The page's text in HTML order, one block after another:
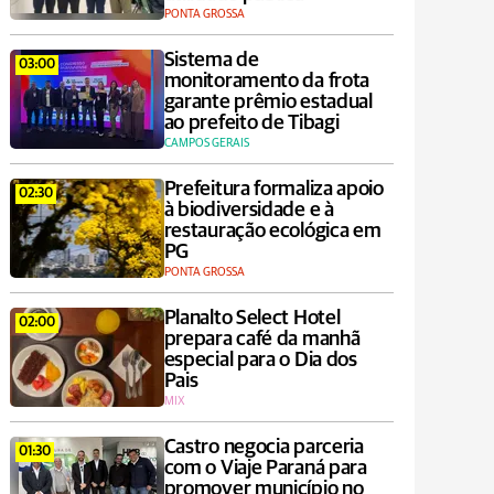
PONTA GROSSA
03:00
Sistema de
monitoramento da frota
garante prêmio estadual
ao prefeito de Tibagi
CAMPOS GERAIS
02:30
Prefeitura formaliza apoio
à biodiversidade e à
restauração ecológica em
PG
PONTA GROSSA
02:00
Planalto Select Hotel
prepara café da manhã
especial para o Dia dos
Pais
MIX
01:30
Castro negocia parceria
com o Viaje Paraná para
promover município no